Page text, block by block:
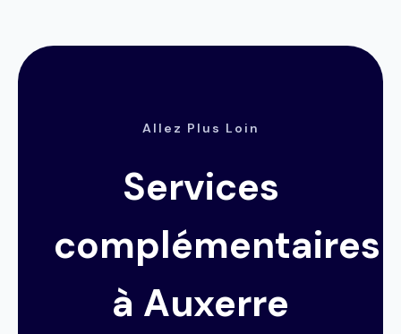
Allez Plus Loin
Services
complémentaires
à Auxerre